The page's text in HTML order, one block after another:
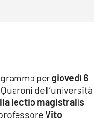
pergiovedì 6
Quaroni dell’università
lectio magistralis
Vito